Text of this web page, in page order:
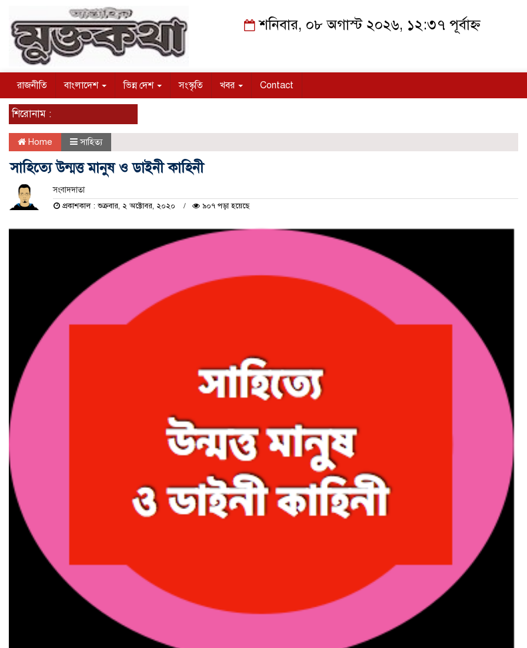
শনিবার, ০৮ অগাস্ট ২০২৬, ১২:৩৭ পূর্বাহ্ন
রাজনীতি বাংলাদেশ ভিন্ন দেশ সংস্কৃতি খবর Contact
শিরোনাম :
Home সাহিত্য
সাহিত্যে উন্মত্ত মানুষ ও ডাইনী কাহিনী
সংবাদদাতা
প্রকাশকাল : শুক্রবার, ২ অক্টোবর, ২০২০ ৯০৭ পড়া হয়েছে